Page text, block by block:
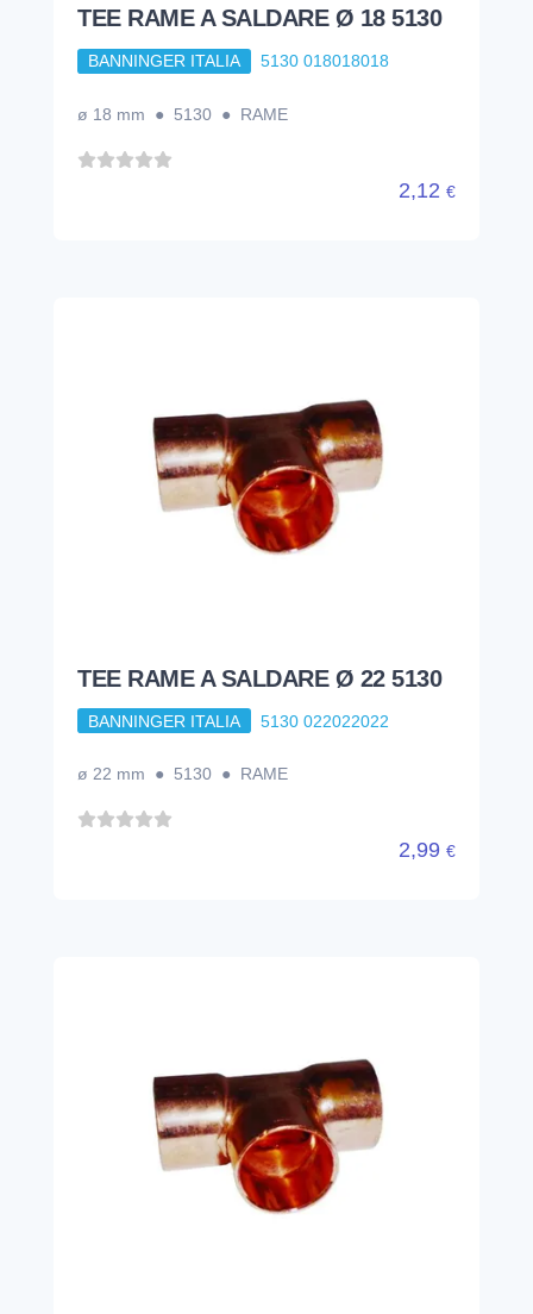
TEE RAME A SALDARE Ø 18 5130
BANNINGER ITALIA 5130 018018018
ø 18 mm ● 5130 ● RAME
2,12 €
TEE RAME A SALDARE Ø 22 5130
BANNINGER ITALIA 5130 022022022
ø 22 mm ● 5130 ● RAME
2,99 €